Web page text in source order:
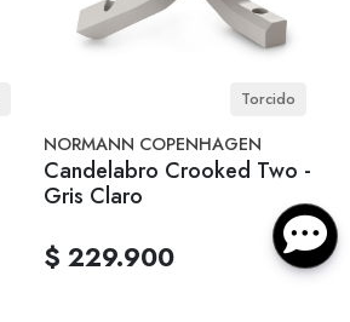
Torcido
NORMANN COPENHAGEN
Candelabro Crooked Two -
Gris Claro
$ 229.900